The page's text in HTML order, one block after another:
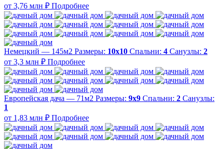
от 3,76 млн ₽ Подробнее
Немецкий — 145м2 Размеры: 10х10 Спальни: 4 Санузлы: 2
от 3,3 млн ₽ Подробнее
Европейская дача — 71м2 Размеры: 9х9 Спальни: 2 Санузлы:
1
от 1,83 млн ₽ Подробнее